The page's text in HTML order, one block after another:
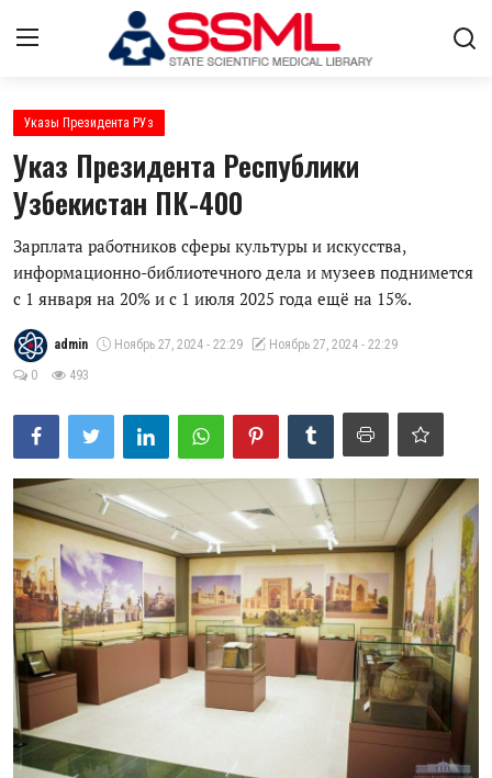
Авторизоваться
Главная
Архив журналов Узбекистана
Лента
Контакты
Стратегический план развития
ГНМБ
Цифровые коллекции
История здравоохранения Узбекистана
Периодические издания
Фотогалерея
Медики Узбекистана
ВАК
Указы Президента РУз
Указ Президента Республики
Узбекистан ПК-400
Зарплата работников сферы культуры и искусства,
информационно-библиотечного дела и музеев поднимется
с 1 января на 20% и с 1 июля 2025 года ещё на 15%.
admin Ноябрь 27, 2024 - 22:29
Ноябрь 27, 2024 - 22:29
0
493